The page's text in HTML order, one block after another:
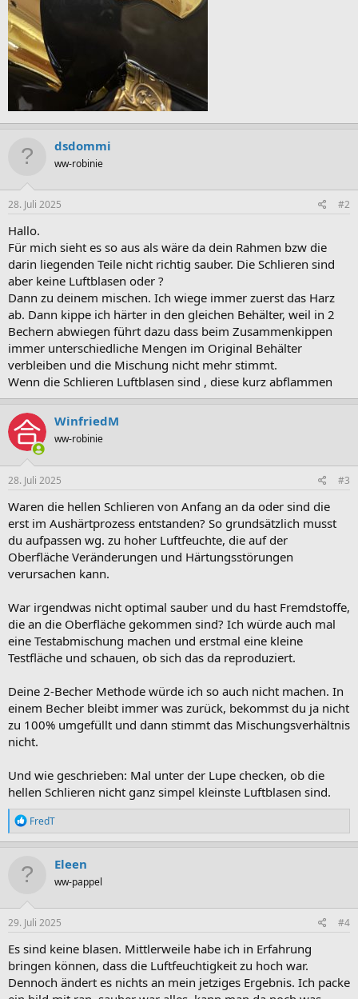
dsdommi
ww-robinie
28. Juli 2025 #2
Hallo.
Für mich sieht es so aus als wäre da dein Rahmen bzw die
darin liegenden Teile nicht richtig sauber. Die Schlieren sind
aber keine Luftblasen oder ?
Dann zu deinem mischen. Ich wiege immer zuerst das Harz
ab. Dann kippe ich härter in den gleichen Behälter, weil in 2
Bechern abwiegen führt dazu dass beim Zusammenkippen
immer unterschiedliche Mengen im Original Behälter
verbleiben und die Mischung nicht mehr stimmt.
Wenn die Schlieren Luftblasen sind , diese kurz abflammen
WinfriedM
ww-robinie
28. Juli 2025 #3
Waren die hellen Schlieren von Anfang an da oder sind die
erst im Aushärtprozess entstanden? So grundsätzlich musst
du aufpassen wg. zu hoher Luftfeuchte, die auf der
Oberfläche Veränderungen und Härtungsstörungen
verursachen kann.
War irgendwas nicht optimal sauber und du hast Fremdstoffe,
die an die Oberfläche gekommen sind? Ich würde auch mal
eine Testabmischung machen und erstmal eine kleine
Testfläche und schauen, ob sich das da reproduziert.
Deine 2-Becher Methode würde ich so auch nicht machen. In
einem Becher bleibt immer was zurück, bekommst du ja nicht
zu 100% umgefüllt und dann stimmt das Mischungsverhältnis
nicht.
Und wie geschrieben: Mal unter der Lupe checken, ob die
hellen Schlieren nicht ganz simpel kleinste Luftblasen sind.
R
e
a
t
n
e
:
FredT
Eleen
ww-pappel
29. Juli 2025 #4
Es sind keine blasen. Mittlerweile habe ich in Erfahrung
bringen können, dass die Luftfeuchtigkeit zu hoch war.
Dennoch ändert es nichts an mein jetziges Ergebnis. Ich packe